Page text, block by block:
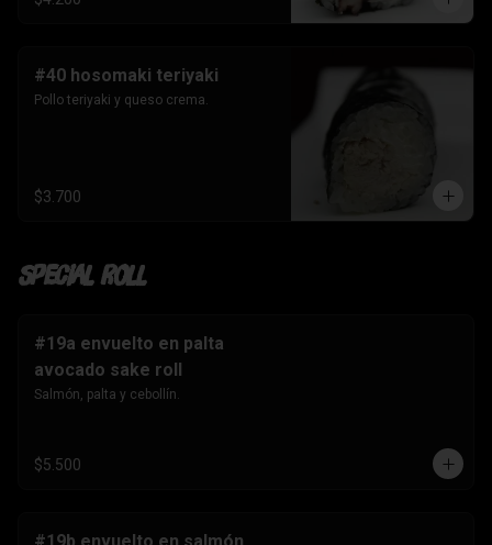
#40 hosomaki teriyaki
Pollo teriyaki y queso crema.
$3.700
Special Roll
#19a envuelto en palta
avocado sake roll
Salmón, palta y cebollín.
$5.500